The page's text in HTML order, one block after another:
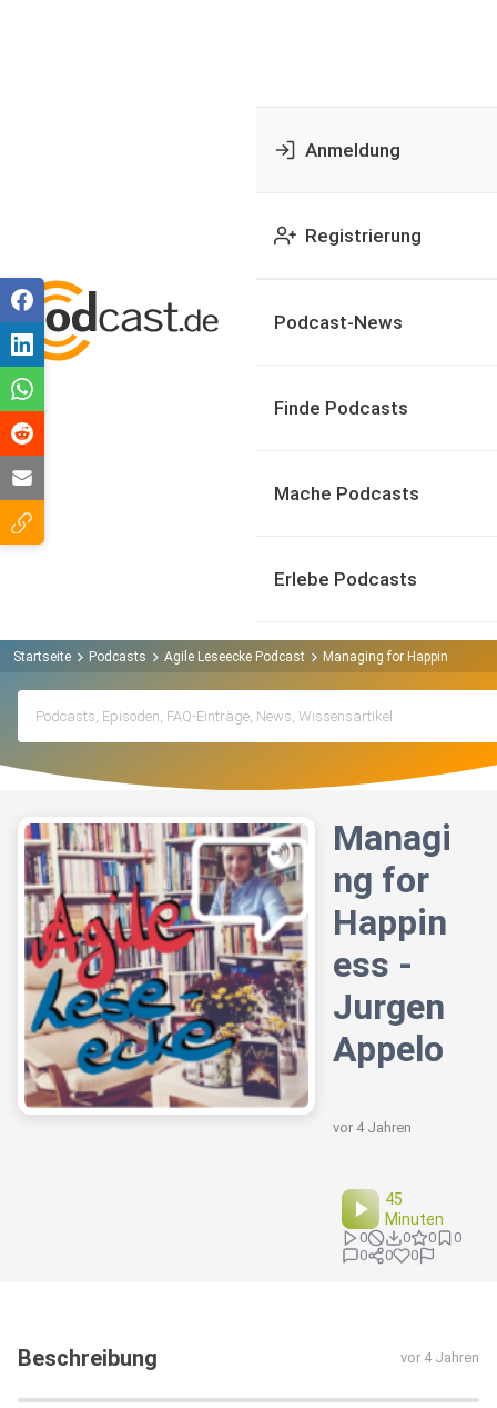
Anmeldung
Registrierung
Podcast-News
Finde Podcasts
Mache Podcasts
Erlebe Podcasts
Startseite Podcasts Agile Leseecke Podcast Managing for Happiness -
Managi
ng for
Happin
ess -
Jurgen
Appelo
vor 4 Jahren
45
Minuten
0 0 0
0
0
0 0
Beschreibung vor 4 Jahren